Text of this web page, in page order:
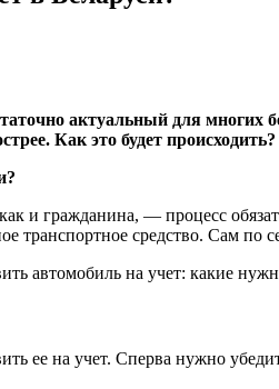
актуальный для многих
Как это будет происходить?
и гражданина, — процесс
транспортное средство. Сам
автомобиль на учет: какие
ее на учет. Сперва нужно